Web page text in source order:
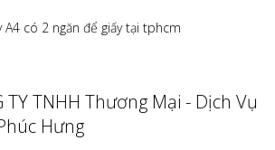
A4 có 2 ngăn để giấy tại tphcm
TY TNHH Thương Mại - Dịch Vụ
Hưng